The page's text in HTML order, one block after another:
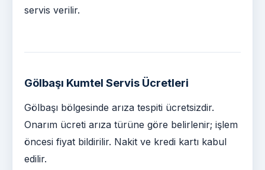
servis verilir.
Gölbaşı Kumtel Servis Ücretleri
Gölbaşı bölgesinde arıza tespiti ücretsizdir.
Onarım ücreti arıza türüne göre belirlenir; işlem
öncesi fiyat bildirilir. Nakit ve kredi kartı kabul
edilir.